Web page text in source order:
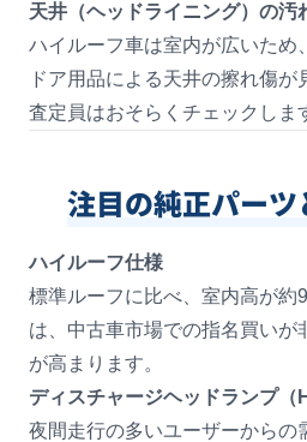
天井（ヘッドライニング）の汚
ハイルーフ車は室内が広いため
ドア用品による天井の擦れ傷が
査定員はおそらくチェックしま
注目の純正パー
ハイルーフ仕様
標準ルーフに比べ、室内高が約
は、中古車市場での指名買いが
が高まります。
ディスチャージヘッドランプ（
夜間走行の多いユーザーからの